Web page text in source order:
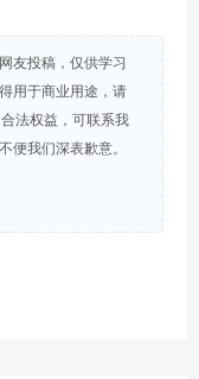
友投稿，仅供学习
用于商业用途，请
法权益，可联系我
便我们深表歉意。